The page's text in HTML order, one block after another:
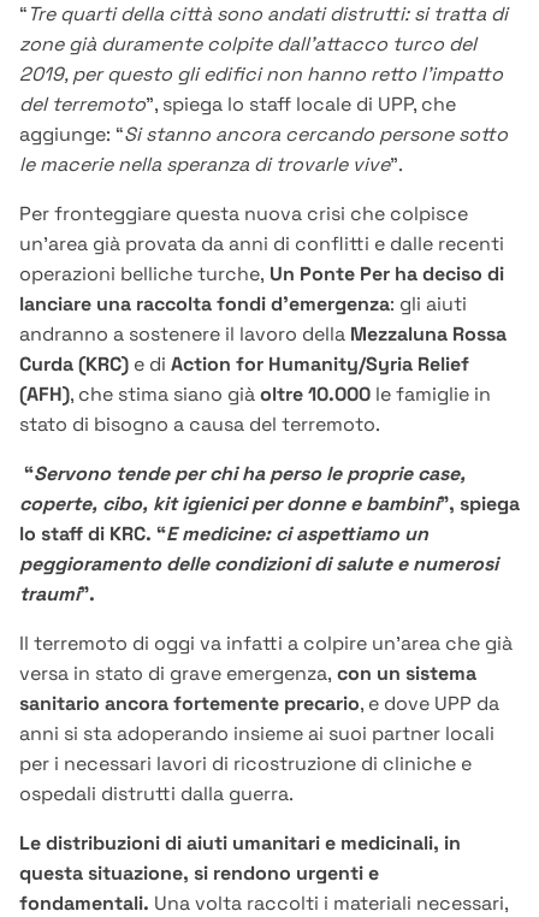
“Tre quarti della città sono andati distrutti: si tratta di
zone già duramente colpite dall’attacco turco del
2019, per questo gli edifici non hanno retto l’impatto
del terremoto”, spiega lo staff locale di UPP, che
aggiunge: “Si stanno ancora cercando persone sotto
le macerie nella speranza di trovarle vive”.
Per fronteggiare questa nuova crisi che colpisce
un’area già provata da anni di conflitti e dalle recenti
operazioni belliche turche, Un Ponte Per ha deciso di
lanciare una raccolta fondi d’emergenza: gli aiuti
andranno a sostenere il lavoro della Mezzaluna Rossa
Curda (KRC) e di Action for Humanity/Syria Relief
(AFH), che stima siano giàoltre 10.000 le famiglie in
stato di bisogno a causa del terremoto.
“Servono tende per chi ha perso le proprie case,
coperte, cibo, kit igienici per donne e bambini”, spiega
lo staff di KRC. “E medicine: ci aspettiamo un
peggioramento delle condizioni di salute e numerosi
traumi”.
Il terremoto di oggi va infatti a colpire un’area che già
versa in stato di grave emergenza, con un sistema
sanitario ancora fortemente precario, e dove UPP da
anni si sta adoperando insieme ai suoi partner locali
per i necessari lavori di ricostruzione di cliniche e
ospedali distrutti dalla guerra.
Le distribuzioni di aiuti umanitari e medicinali, in
questa situazione, si rendono urgenti e
fondamentali. Una volta raccolti i materiali necessari,